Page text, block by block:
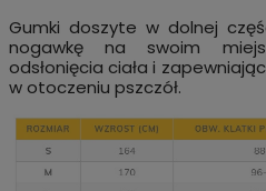
Gumki doszyte w dolnej
nogawkę na swoim
odsłonięcia ciała i
w otoczeniu pszczół.